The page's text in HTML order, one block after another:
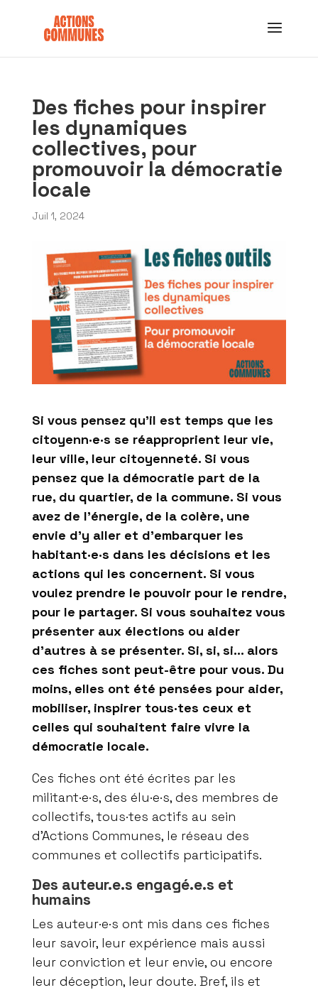
Des fiches pour inspirer
les dynamiques
collectives, pour
promouvoir la démocratie
locale
Juil 1, 2024
Si vous pensez qu’il est temps que les
citoyenn·e·s se réapproprient leur vie,
leur ville, leur citoyenneté. Si vous
pensez que la démocratie part de la
rue, du quartier, de la commune. Si vous
avez de l’énergie, de la colère, une
envie d’y aller et d’embarquer les
habitant·e·s dans les décisions et les
actions qui les concernent. Si vous
voulez prendre le pouvoir pour le rendre,
pour le partager. Si vous souhaitez vous
présenter aux élections ou aider
d’autres à se présenter. Si, si, si… alors
ces fiches sont peut-être pour vous. Du
moins, elles ont été pensées pour aider,
mobiliser, inspirer tous·tes ceux et
celles qui souhaitent faire vivre la
démocratie locale.
Ces fiches ont été écrites par les
militant·e·s, des élu·e·s, des membres de
collectifs, tous·tes actifs au sein
d’Actions Communes, le réseau des
communes et collectifs participatifs.
Des auteur.e.s engagé.e.s et
humains
Les auteur·e·s ont mis dans ces fiches
leur savoir, leur expérience mais aussi
leur conviction et leur envie, ou encore
leur déception, leur doute. Bref, ils et